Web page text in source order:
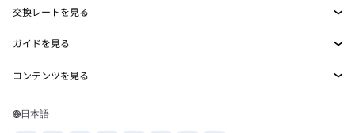
MetaMask Connect
Snaps
Web3サービス
セキュリティ
サポート
キャリア
イーサリアムの価格
Solanaの価格
Tetherの価格
交換レートを見る
ETH→USD
USDT→INR
BTC→INR
ガイドを見る
ETHの購入
コンテンツを見る
Solanaウォレット
日本語